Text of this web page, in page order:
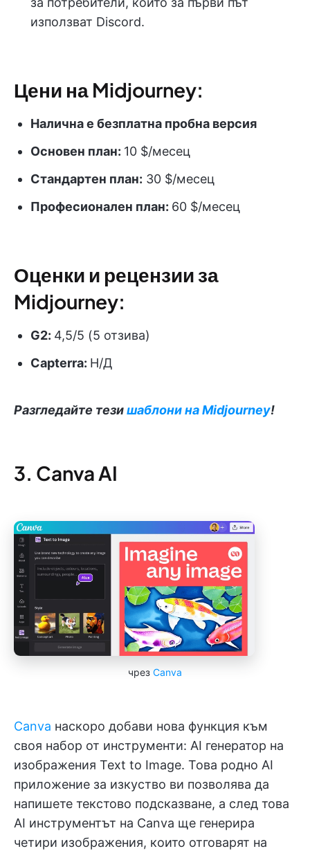
използват Discord.
Цени на Midjourney:
Налична е безплатна пробна версия
Основен план: 10 $/месец
Стандартен план: 30 $/месец
Професионален план: 60 $/месец
Оценки и рецензии за
Midjourney:
G2: 4,5/5 (5 отзива)
Capterra: Н/Д
Разгледайте тезишаблони на Midjourney!
3. Canva AI
чрез Canva
Canva наскоро добави нова функция към
своя набор от инструменти: AI генератор на
изображения Text to Image. Това родно AI
приложение за изкуство ви позволява да
напишете текстово подсказване, а след това
AI инструментът на Canva ще генерира
четири изображения, които отговарят на